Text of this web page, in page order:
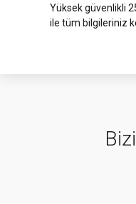
Yüksek güvenlikli
ile tüm bilgileriniz